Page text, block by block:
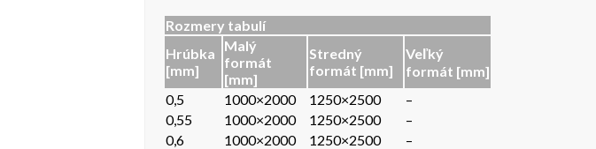
Rozmery tabulí
Hrúbka
[mm]
Malý
formát
[mm]
Stredný
formát [mm]
Veľký
formát [mm]
0,5
1000×2000 1250×2500
–
0,55
1000×2000 1250×2500
–
0,6
1000×2000 1250×2500
–